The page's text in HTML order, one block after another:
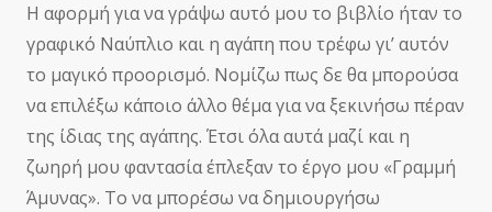
Η αφορμή για να γράψω αυτό μου το βιβλίο ήταν το
γραφικό Ναύπλιο και η αγάπη που τρέφω γι’ αυτόν
το μαγικό προορισμό. Νομίζω πως δε θα μπορούσα
να επιλέξω κάποιο άλλο θέμα για να ξεκινήσω πέραν
της ίδιας της αγάπης. Έτσι όλα αυτά μαζί και η
ζωηρή μου φαντασία έπλεξαν το έργο μου «Γραμμή
Άμυνας». Το να μπορέσω να δημιουργήσω